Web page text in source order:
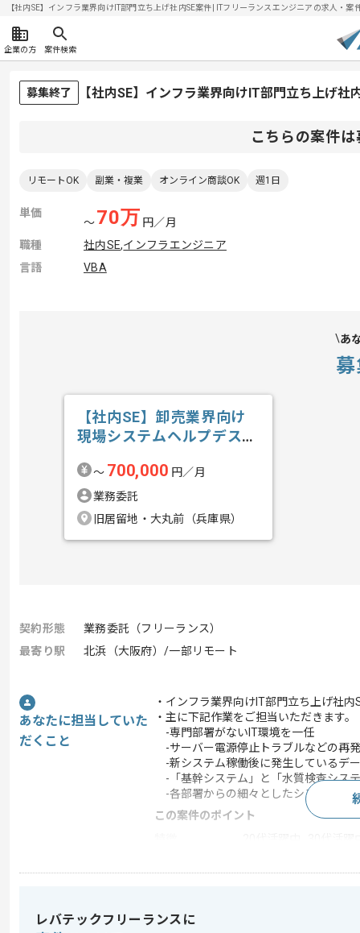
【社内SE】インフラ業界向けIT部門立ち上げ社内SE案件| ITフリーランスエンジニアの求人・
企業の方 案件検索
募集終了 【社内SE】インフラ業界向けIT部門立ち上げ社
こちらの案件
リモートOK 副業・複業 オンライン商談OK 週1日
単価
〜70万 円／月
職種
社内SE,インフラエンジニア
言語
VBA
あ
【社内SE】卸売業界向け
現場システムヘルプデスク
〜 700,000 円／月
業務委託
旧居留地・大丸前（兵庫県）
契約形態
業務委託（フリーランス）
最寄り駅
北浜（大阪府）/一部リモート
あなたに担当していた
だくこと
・インフラ業界向けIT部門立ち上げ社
・主に下記作業をご担当いただきます。
-専門部署がないIT環境を一任
-サーバー電源停止トラブルなどの再
-新システム稼働後に発生しているデ
-「基幹システム」と「水質検査シス
-各部署からの細々としたシステム再
この案件のポイント
スキル
・社内SE、情報シス、インフラエンジ
レバテックフリーランスに